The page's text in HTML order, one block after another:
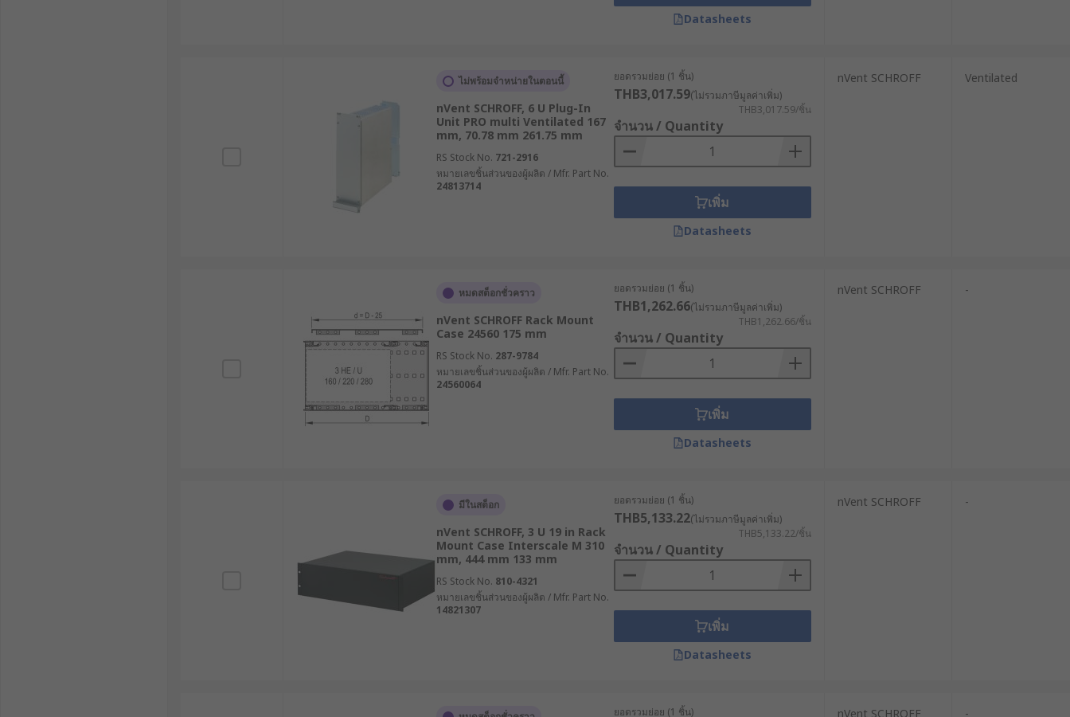
ตรวจสอบว่าเคสที่เลือกเหมาะกับตู้แร็คที่มีอยู่หรือไม่ เช่น ขนาดและมาตรฐานของตู้แร็คควรรองรับเคสได้พอดี
หากต้องเข้าถึงอุปกรณ์บ่อย ๆ ควรเลือกเคสแบบ Sliding Rackmount ที่สามารถดึงอุปกรณ์ออกมาได้ง่าย
ตัวอย่างการใช้งานเคสแร็คเมาท์ในอุตสาหกรรมต่าง ๆ
เคสแร็คเมาท์มีการใช้งานในหลากหลายอุตสาหกรรม โดยตอบโจทย์ความต้องการที่แตกต่างกันไปดังนี้
1. อุตสาหกรรมไอทีและศูนย์ข้อมูล (Data Centers)
เคสติดตั้งแบบแร็คเมาท์เป็นหัวใจสำคัญของการจัดเก็บเซิร์ฟเวอร์ในศูนย์ข้อมูล ด้วยการจัดการที่เป็นระบบ ช่วยเพิ่มประสิทธิภาพการทำงานและลดเวลาหยุดชะงักของ
ใช้เก็บอุปกรณ์ควบคุมการผลิต เช่น คอนโทรลเลอร์และเซ็นเซอร์ต่าง ๆ ที่ต้องการความแม่นยำในการทำงาน
ในโรงพยาบาลและคลินิก แร็คเซิร์ฟเวอร์ช่วยจัดการระบบจัดเก็บข้อมูลผู้ป่วยและอุปกรณ์ทางการแพทย์ที่ต้องการความปลอดภัยและการระบายความร้อนที่เหมาะสม
Datasheets
ไม่พร้อมจำหน่ายในตอนนี้
nVent SCHROFF, 6 U Plug-In
Unit PRO multi Ventilated 167
mm, 70.78 mm 261.75 mm
RS Stock No. 721-2916
หมายเลขชิ้นส่วนของผู้ผลิต / Mfr. Part No.
24813714
ยอดรวมย่อย (1 ชิ้น)
THB3,017.59(ไม่รวมภาษีมูลค่าเพิ่ม)
THB3,017.59/ชิ้น
จำนวน / Quantity
เพิ่ม
Datasheets
nVent SCHROFF Ventilated
หมดสต็อกชั่วคราว
nVent SCHROFF Rack Mount
Case 24560 175 mm
RS Stock No. 287-9784
หมายเลขชิ้นส่วนของผู้ผลิต / Mfr. Part No.
24560064
ยอดรวมย่อย (1 ชิ้น)
THB1,262.66(ไม่รวมภาษีมูลค่าเพิ่ม)
THB1,262.66/ชิ้น
จำนวน / Quantity
เพิ่ม
Datasheets
nVent SCHROFF -
มีในสต็อก
nVent SCHROFF, 3 U 19 in Rack
Mount Case Interscale M 310
mm, 444 mm 133 mm
RS Stock No. 810-4321
หมายเลขชิ้นส่วนของผู้ผลิต / Mfr. Part No.
14821307
ยอดรวมย่อย (1 ชิ้น)
THB5,133.22(ไม่รวมภาษีมูลค่าเพิ่ม)
THB5,133.22/ชิ้น
จำนวน / Quantity
เพิ่ม
Datasheets
nVent SCHROFF -
ยอดรวมย่อย (1 ชิ้น) nVent SCHROFF -